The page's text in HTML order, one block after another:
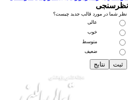
شما در مورد قالب جدید چیست؟
عالی
خوب
متوسط
ضعیف